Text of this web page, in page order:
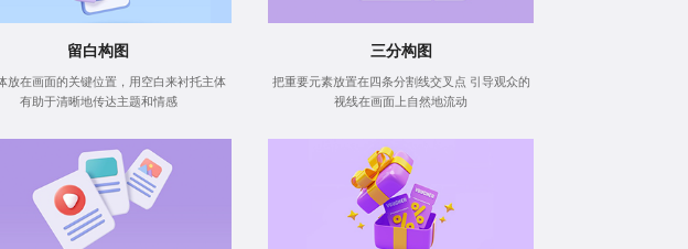
留白构图
放在画面的关键位置，用空白来衬托主体
有助于清晰地传达主题和情感
三分构图
把重要元素放置在四条分割线交叉点 引导观众的
视线在画面上自然地流动